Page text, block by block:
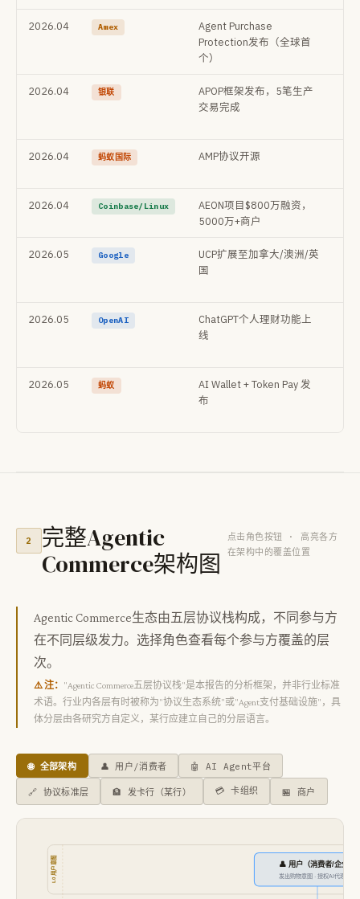
2026.04 Amex
Agent Purchase
Protection发布（全球首
个）
2026.04 银联
APOP框架发布，5笔生产
交易完成
2026.04 蚂蚁国际 AMP协议开源
2026.04 Coinbase/Linux
AEON项目$800万融资，
5000万+商户
2026.05 Google
UCP扩展至加拿大/澳洲/英
国
2026.05 OpenAI
ChatGPT个人理财功能上
线
2026.05 蚂蚁
AI Wallet + Token Pay 发
布
2
完整Agentic
Commerce架构图
点击角色按钮 · 高亮各方
在架构中的覆盖位置
Agentic Commerce生态由五层协议栈构成，不同参与方
在不同层级发力。选择角色查看每个参与方覆盖的层
次。
⚠️ 注： "Agentic Commerce五层协议栈"是本报告的分析框架，并非行业标准
术语。行业内各层有时被称为"协议生态系统"或"Agent支付基础设施"，具
体分层由各研究方自定义，某行应建立自己的分层语言。
🌐 全部架构 👤 用户/消费者 🤖 AI Agent平台
🔗 协议标准层 🏦 发卡行（某行） 💳 卡组织 🏪 商户
L0 用户意图 👤 用户（消费者/企业）
发出购物意图 · 授权AI代理消费